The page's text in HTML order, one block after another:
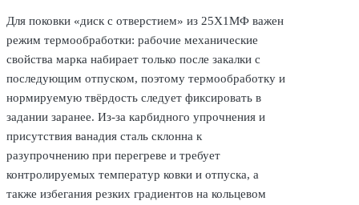
Для поковки «диск с отверстием» из 25Х1МФ важен
режим термообработки: рабочие механические
свойства марка набирает только после закалки с
последующим отпуском, поэтому термообработку и
нормируемую твёрдость следует фиксировать в
задании заранее. Из-за карбидного упрочнения и
присутствия ванадия сталь склонна к
разупрочнению при перегреве и требует
контролируемых температур ковки и отпуска, а
также избегания резких градиентов на кольцевом